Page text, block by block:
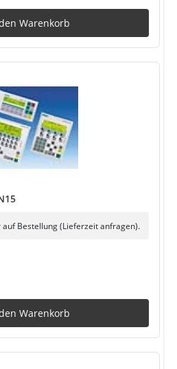
Warenkorb
auf Bestellung (Lieferzeit anfragen).
Warenkorb